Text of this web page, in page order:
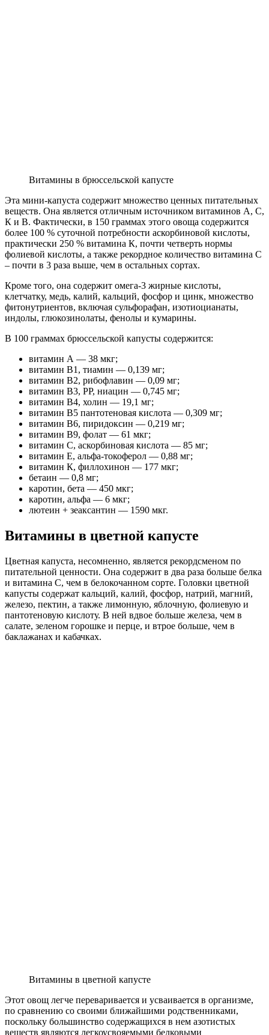
Витамины в брюссельской капусте
Эта мини-капуста содержит множество ценных питательных
веществ. Она является отличным источником витаминов А, С,
К и В. Фактически, в 150 граммах этого овоща содержится
более 100 % суточной потребности аскорбиновой кислоты,
практически 250 % витамина К, почти четверть нормы
фолиевой кислоты, а также рекордное количество витамина С
– почти в 3 раза выше, чем в остальных сортах.
Кроме того, она содержит омега-3 жирные кислоты,
клетчатку, медь, калий, кальций, фосфор и цинк, множество
фитонутриентов, включая сульфорафан, изотиоцианаты,
индолы, глюкозинолаты, фенолы и кумарины.
В 100 граммах брюссельской капусты содержится:
витамин А — 38 мкг;
витамин B1, тиамин — 0,139 мг;
витамин B2, рибофлавин — 0,09 мг;
витамин B3, PP, ниацин — 0,745 мг;
витамин B4, холин — 19,1 мг;
витамин B5 пантотеновая кислота — 0,309 мг;
витамин B6, пиридоксин — 0,219 мг;
витамин B9, фолат — 61 мкг;
витамин С, аскорбиновая кислота — 85 мг;
витамин Е, альфа-токоферол — 0,88 мг;
витамин К, филлохинон — 177 мкг;
бетаин — 0,8 мг;
каротин, бета — 450 мкг;
каротин, альфа — 6 мкг;
лютеин + зеаксантин — 1590 мкг.
Витамины в цветной капусте
Цветная капуста, несомненно, является рекордсменом по
питательной ценности. Она содержит в два раза больше белка
и витамина С, чем в белокочанном сорте. Головки цветной
капусты содержат кальций, калий, фосфор, натрий, магний,
железо, пектин, а также лимонную, яблочную, фолиевую и
пантотеновую кислоту. В ней вдвое больше железа, чем в
салате, зеленом горошке и перце, и втрое больше, чем в
баклажанах и кабачках.
Витамины в цветной капусте
Этот овощ легче переваривается и усваивается в организме,
по сравнению со своими ближайшими родственниками,
поскольку большинство содержащихся в нем азотистых
веществ являются легкоусвояемыми белковыми